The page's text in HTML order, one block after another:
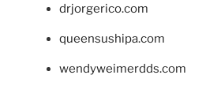
drjorgerico.com
queensushipa.com
wendyweimerdds.com